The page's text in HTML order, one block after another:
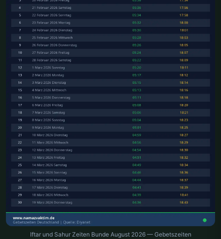
Iftar und Sahur Zeiten Bunde August 2026 — Gebetszeiten